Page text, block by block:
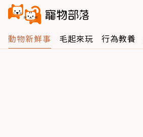
動物新鮮事 毛起來玩 行為教養